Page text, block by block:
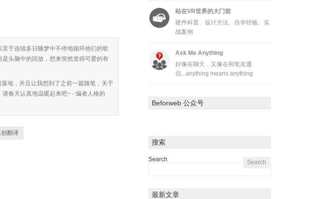
于连续多日睡梦中不停地循环他们的歌
头脑中的回放，想来突然觉得可爱的有
地，并且让我想到了之前一篇随笔，关于
春天认真地温暖起来吧~ - 编者人格的
创翻译
站在VR世界的大门前
硬件科普、设计方法、自学经验、实
战案例
Ask Me Anything
好像在聊天，又像在和笔友通
信...anything means anything
Beforweb 公众号
搜索
Search
最新文章